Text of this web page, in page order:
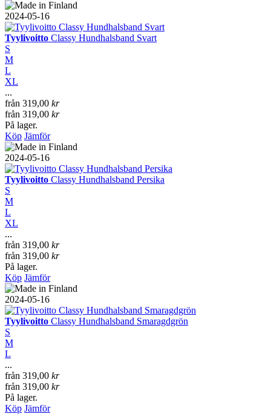
2024-05-16
Tyylivoitto Classy Hundhalsband Svart
S
M
L
XL
...
från 319,00 kr
från 319,00 kr
På lager.
Köp Jämför
2024-05-16
Tyylivoitto Classy Hundhalsband Persika
S
M
L
XL
...
från 319,00 kr
från 319,00 kr
På lager.
Köp Jämför
2024-05-16
Tyylivoitto Classy Hundhalsband Smaragdgrön
S
M
L
...
från 319,00 kr
från 319,00 kr
På lager.
Köp Jämför